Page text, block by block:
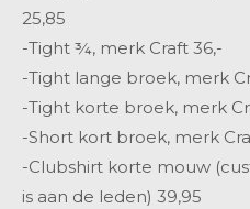
25,85
-Tight ¾, merk Craft 36,-
-Tight lange broek, merk
-Tight korte broek, merk
-Short kort broek, merk
-Clubshirt korte mouw
is aan de leden) 39,95